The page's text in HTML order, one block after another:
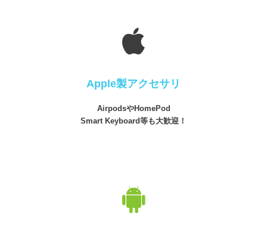
Apple製アクセサリ
AirpodsやHomePod
Smart Keyboard等も大歓迎！